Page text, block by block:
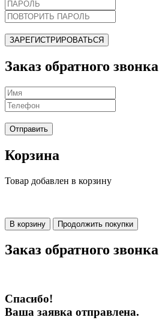
ЗАРЕГИСТРИРОВАТЬСЯ
Заказ обратного звонка
Отправить
Корзина
Товар добавлен в корзину
В корзину Продолжить покупки
Заказ обратного звонка
Спасибо!
Ваша заявка отправлена.